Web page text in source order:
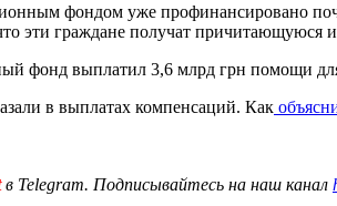
фондом уже профинансировано
эти граждане получат
фонд выплатил 3,6 млрд грн помощи
в выплатах компенсаций. Как
в Telegram. Подписывайтесь на наш канал